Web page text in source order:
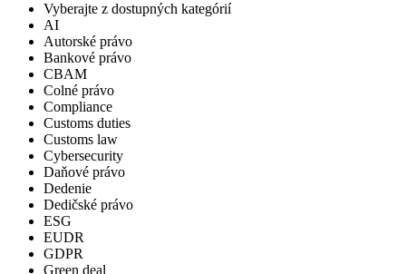
Vyberajte z dostupných kategórií
AI
Autorské právo
Bankové právo
CBAM
Colné právo
Compliance
Customs duties
Customs law
Cybersecurity
Daňové právo
Dedenie
Dedičské právo
ESG
EUDR
GDPR
Green deal